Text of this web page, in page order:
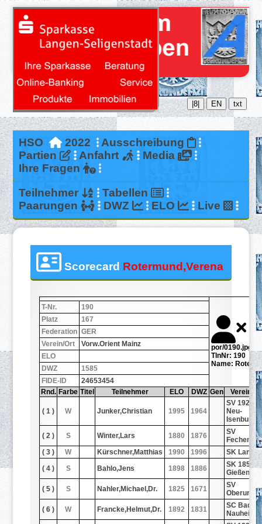
|8| EN txt
HSO 2022
Ausschreibung
Partien
Anfahrt
Media
Ihre Fragen
Teilnehmer
Tabellen
Paarungen
DWZ ELO Live
Scorecard Rotermund,Verena
por/0190.jpg
TlnNr: 190
Name:
T-Nr.
190
Platz
167
Federation GER
Verein/Ort
Vorw.Orient Mainz
ELO
DWZ
1585
FIDE-ID
24653454
Rnd. Farbe Titel Teilnehmer ELO DWZ Gen Verein/
( 1 ) W Junker,Christian 1995 1964
SV 1926
Neu-
Isenburg
( 2 )
S Winter,Lars 1880 1876
SV
( 3 )
W Kürschner,Matthias 1990 1996
SK
( 4 )
S Bahlo,Jens 1898 1886
SK 1858
Gießen
( 5 )
S Nahler,Michael,Dr. 1825 1671
SV
Oberursel
( 6 )
W Francke,Helmut,Dr. 1892 1831
SC Bad
Nauheim